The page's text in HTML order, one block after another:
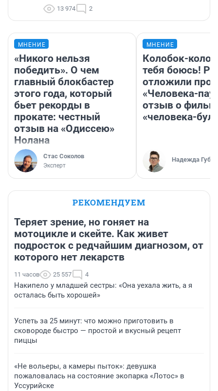
13 974 2
МНЕНИЕ
«Никого нельзя
победить». О чем
главный блокбастер
этого года, который
бьет рекорды в
прокате: честный
отзыв на «Одиссею»
Нолана
Стас Соколов
Эксперт
МНЕНИЕ
Колобок-
тебя боюсь!
отложили
«Человека-
отзыв о
«человека-
Надежда
РЕКОМЕНДУЕМ
Теряет зрение, но гоняет на
мотоцикле и скейте. Как живет
подросток с редчайшим диагнозом, от
которого нет лекарств
11 часов 25 557 4
Накипело у младшей сестры: «Она уехала жить, а я
осталась быть хорошей»
Успеть за 25 минут: что можно приготовить в
сковороде быстро — простой и вкусный рецепт
пиццы
«Не вольеры, а камеры пыток»: девушка
пожаловалась на состояние экопарка «Лотос» в
Уссурийске